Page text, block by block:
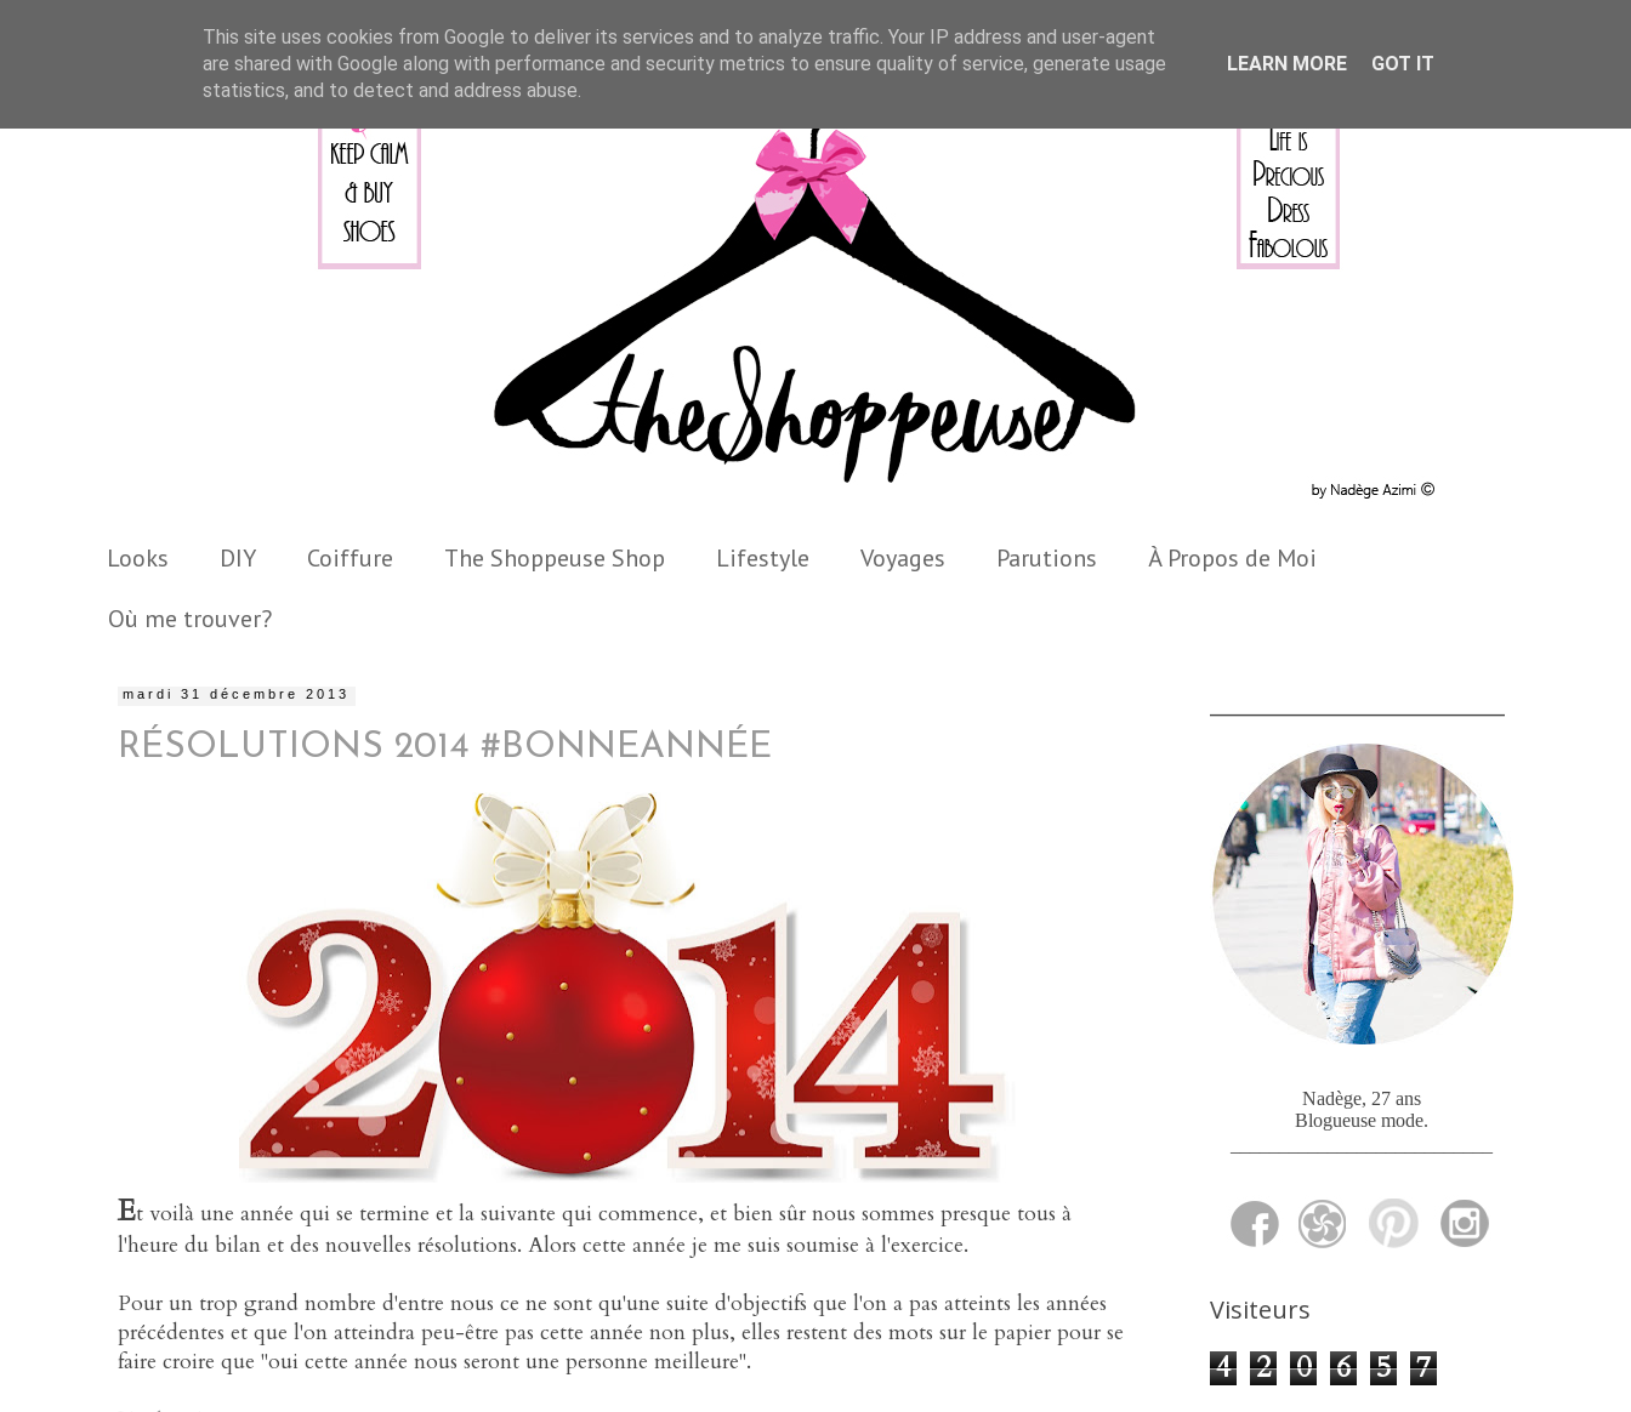
Looks DIY Coiffure The Shoppeuse Shop Lifestyle Voyages Parutions
À Propos de Moi
Où me trouver?
mardi 31 décembre 2013
RÉSOLUTIONS 2014 #BONNEANNÉE
Et voilà une année qui se termine et la suivante qui commence, et bien sûr nous sommes presque tous à
l'heure du bilan et des nouvelles résolutions. Alors cette année je me suis soumise à l'exercice.
Pour un trop grand nombre d'entre nous ce ne sont qu'une suite d'objectifs que l'on a pas atteints les années
précédentes et que l'on atteindra peu-être pas cette année non plus, elles restent des mots sur le papier pour se
faire croire que "oui cette année nous seront une personne meilleure".
Nadège, 27 ans
Blogueuse mode.
Visiteurs
4 2 0 6 5 7
This site uses cookies from Google to deliver its services and to analyze traffic. Your IP address and user-agent
are shared with Google along with performance and security metrics to ensure quality of service, generate usage
statistics, and to detect and address abuse.
LEARN MORE GOT IT